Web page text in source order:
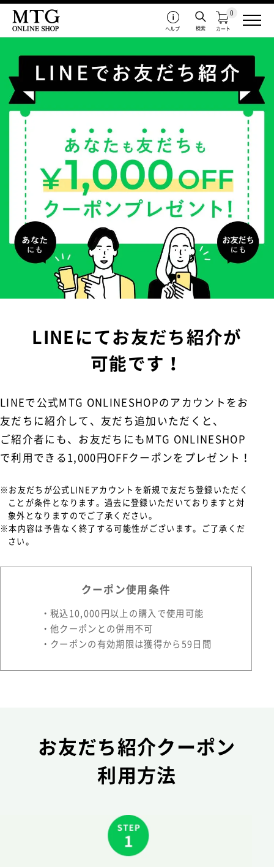
カート
0
検索
ヘルプ
LINEにてお友だち紹介が
可能です！
LINEで公式MTG ONLINESHOPのアカウントをお
友だちに紹介して、友だち追加いただくと、
ご紹介者にも、お友だちにもMTG ONLINESHOP
で利用できる1,000円OFFクーポンをプレゼント！
※お友だちが公式LINEアカウントを新規で友だち登録いただく
ことが条件となります。過去に登録いただいておりますと対
象外となりますのでご了承ください。
※本内容は予告なく終了する可能性がございます。ご了承くだ
さい。
クーポン使用条件
・税込10,000円以上の購入で使用可能
・他クーポンとの併用不可
・クーポンの有効期限は獲得から59日間
お友だち紹介クーポン
利用方法